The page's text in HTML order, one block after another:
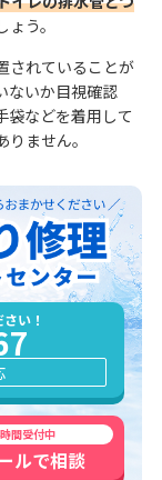
ょう。
されていることが
ないか目視確認
袋などを着用して
ません。
い！
間受付中
ルで相談